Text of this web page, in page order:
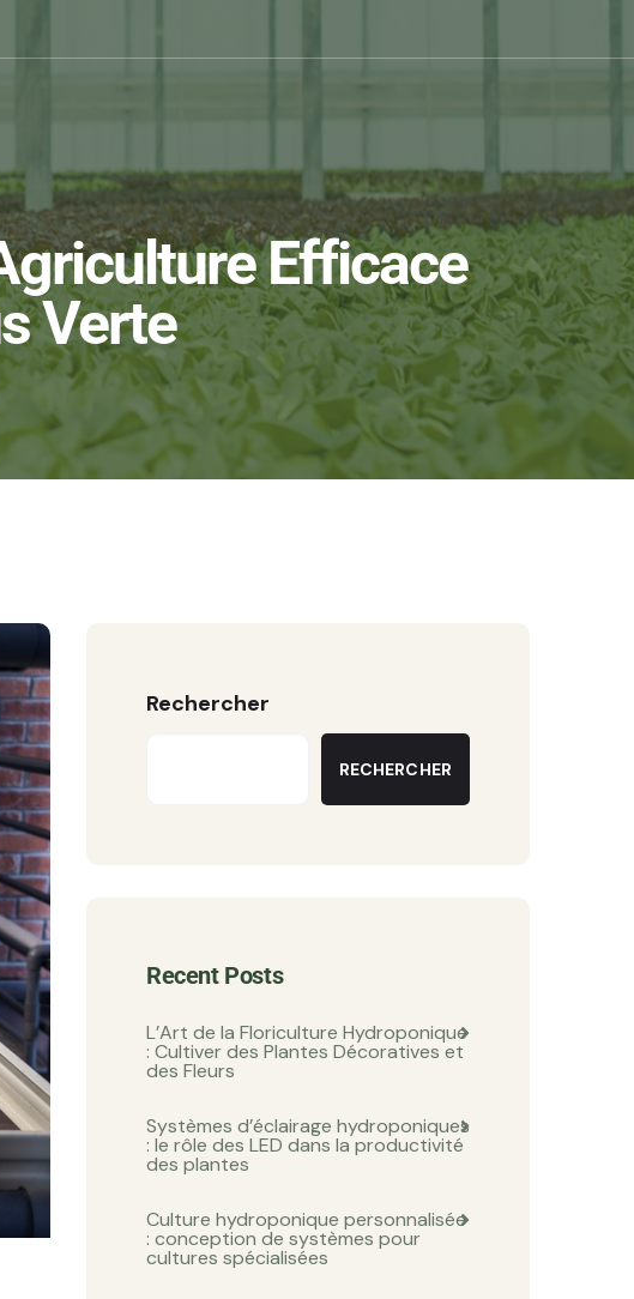
Efficace
Verte
Rechercher
RECHERCHER
Recent Posts
L’Art de la Floriculture Hydroponique
: Cultiver des Plantes Décoratives et
des Fleurs
Systèmes d’éclairage hydroponiques
: le rôle des LED dans la productivité
des plantes
Culture hydroponique personnalisée
: conception de systèmes pour
cultures spécialisées